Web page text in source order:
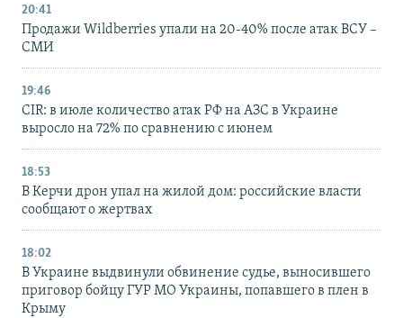
20:41
Продажи Wildberries упали на 20-40% после атак ВСУ –
СМИ
19:46
CIR: в июле количество атак РФ на АЗС в Украине
выросло на 72% по сравнению с июнем
18:53
В Керчи дрон упал на жилой дом: российские власти
сообщают о жертвах
18:02
В Украине выдвинули обвинение судье, выносившего
приговор бойцу ГУР МО Украины, попавшего в плен в
Крыму